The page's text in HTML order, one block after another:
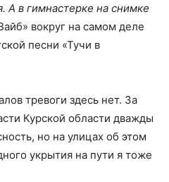
А в гимнастерке на снимке
вокруг на самом деле
песни «Тучи в
тревоги здесь нет. За
Курской области дважды
но на улицах об этом
укрытия на пути я тоже